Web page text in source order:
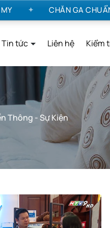
CHĂN GA CHUẨN
Tin tức Liên hệ Kiểm
Thông - Sự Kiện